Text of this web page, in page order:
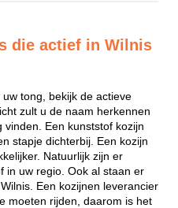
die actief in Wilnis
tong, bekijk de actieve
zult u de naam herkennen
Een kunststof kozijn
stapje dichterbij. Een kozijn
Natuurlijk zijn er
in uw regio. Ook al staan er
Een kozijnen leverancier
moeten rijden, daarom is het